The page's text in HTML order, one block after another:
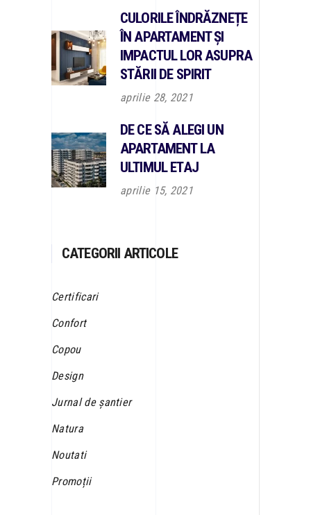
CULORILE ÎNDRĂZNEȚE
ÎN APARTAMENT ȘI
IMPACTUL LOR ASUPRA
STĂRII DE SPIRIT
aprilie 28, 2021
DE CE SĂ ALEGI UN
APARTAMENT LA
ULTIMUL ETAJ
aprilie 15, 2021
CATEGORII ARTICOLE
Certificari
Confort
Copou
Design
Jurnal de șantier
Natura
Noutati
Promoții